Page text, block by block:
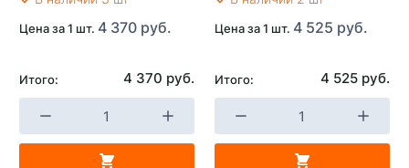
Цена за 1 шт. 4 370 руб.
Итого: 4 370 руб.
Цена за 1 шт. 4 525 руб.
Итого: 4 525 руб.